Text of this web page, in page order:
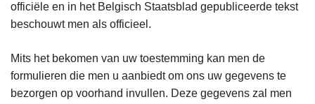
officiële en in het Belgisch Staatsblad gepubliceerde tekst
beschouwt men als officieel.
Mits het bekomen van uw toestemming kan men de
formulieren die men u aanbiedt om ons uw gegevens te
bezorgen op voorhand invullen. Deze gegevens zal men